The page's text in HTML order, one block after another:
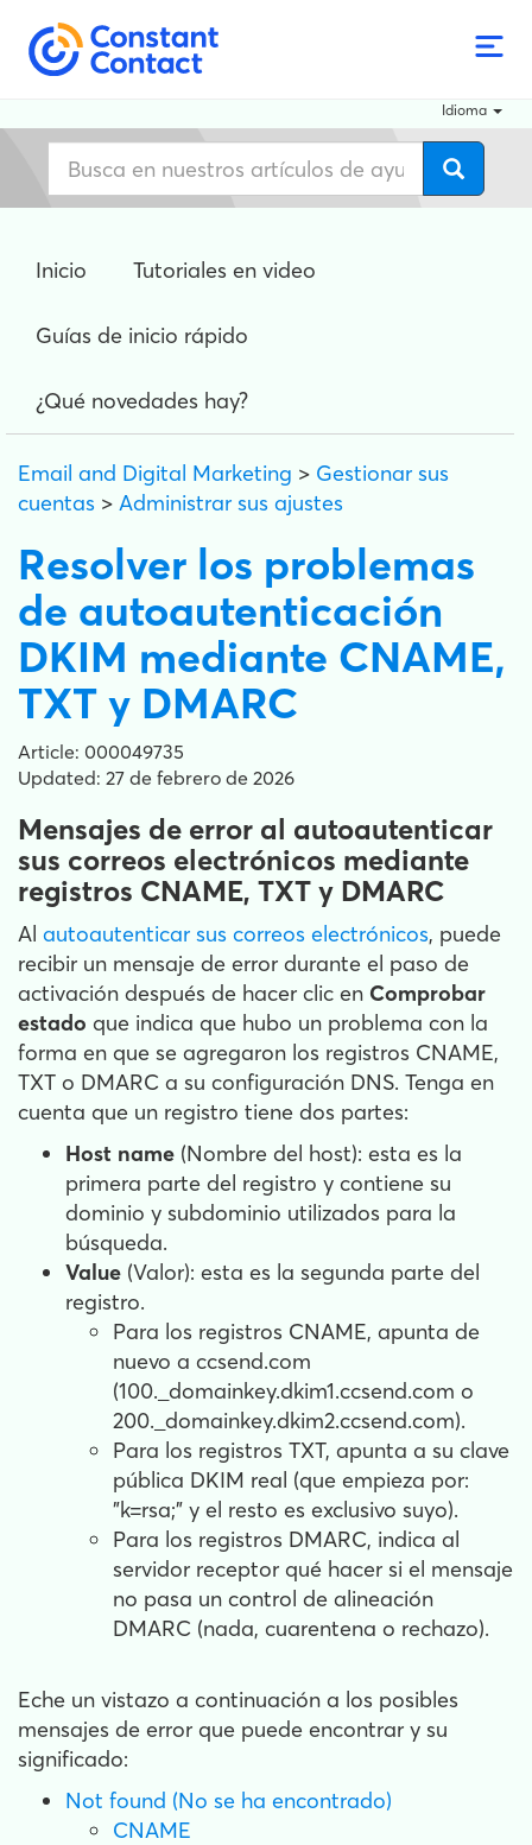
Idioma
Inicio Tutoriales en video
Guías de inicio rápido
¿Qué novedades hay?
Email and Digital Marketing > Gestionar sus
cuentas > Administrar sus ajustes
Resolver los problemas
de autoautenticación
DKIM mediante CNAME,
TXT y DMARC
Article: 000049735
Updated: 27 de febrero de 2026
Mensajes de error al autoautenticar
sus correos electrónicos mediante
registros CNAME, TXT y DMARC
Al autoautenticar sus correos electrónicos, puede
recibir un mensaje de error durante el paso de
activación después de hacer clic en Comprobar
estado que indica que hubo un problema con la
forma en que se agregaron los registros CNAME,
TXT o DMARC a su configuración DNS. Tenga en
cuenta que un registro tiene dos partes:
Host name (Nombre del host): esta es la
primera parte del registro y contiene su
dominio y subdominio utilizados para la
búsqueda.
Value (Valor): esta es la segunda parte del
registro.
Para los registros CNAME, apunta de
nuevo a ccsend.com
(100._domainkey.dkim1.ccsend.com o
200._domainkey.dkim2.ccsend.com).
Para los registros TXT, apunta a su clave
pública DKIM real (que empieza por:
"k=rsa;" y el resto es exclusivo suyo).
Para los registros DMARC, indica al
servidor receptor qué hacer si el mensaje
no pasa un control de alineación
DMARC (nada, cuarentena o rechazo).
Eche un vistazo a continuación a los posibles
mensajes de error que puede encontrar y su
significado:
Not found (No se ha encontrado)
CNAME